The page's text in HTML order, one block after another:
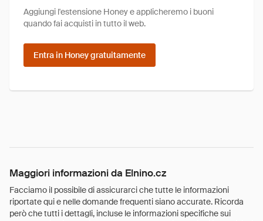
Aggiungi l'estensione Honey e applicheremo i buoni
quando fai acquisti in tutto il web.
Entra in Honey gratuitamente
Maggiori informazioni da Elnino.cz
Facciamo il possibile di assicurarci che tutte le informazioni
riportate qui e nelle domande frequenti siano accurate. Ricorda
però che tutti i dettagli, incluse le informazioni specifiche sui